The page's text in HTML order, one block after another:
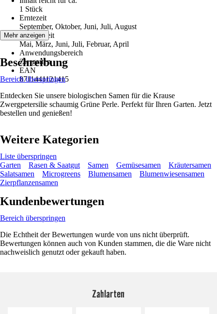
1 Stück
Erntezeit
September, Oktober, Juni, Juli, August
Aussaatzeit
Mai, März, Juni, Juli, Februar, April
Anwendungsbereich
Ziergarten
EAN
8711441121415
Mehr anzeigen
Beschreibung
Bereich überspringen
Entdecken Sie unsere biologischen Samen für die Krause
Zwergpetersilie schaumig Grüne Perle. Perfekt für Ihren Garten. Jetzt
bestellen und genießen!
Weitere Kategorien
Liste überspringen
Garten
Rasen & Saatgut Samen Gemüsesamen
Kräutersamen
Salatsamen
Microgreens Blumensamen
Blumenwiesensamen
Zierpflanzensamen
Kundenbewertungen
Bereich überspringen
Die Echtheit der Bewertungen wurde von uns nicht überprüft.
Bewertungen können auch von Kunden stammen, die die Ware nicht
nachweislich genutzt oder gekauft haben.
Zahlarten